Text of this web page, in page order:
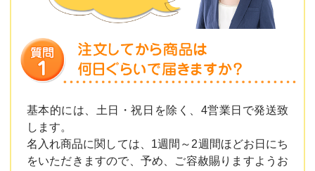
基本的には、土日・祝日を除く、4営業日で発送致
します。
名入れ商品に関しては、1週間～2週間ほどお日にち
をいただきますので、予め、ご容赦賜りますようお